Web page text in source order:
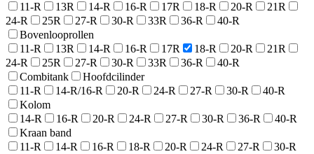
11-R
13R 14-R 16-R 17R 18-R 20-R
21R
24-R
25R 27-R 30-R 33R 36-R
40-R
Bovenlooprollen
11-R
13R 14-R 16-R 17R 18-R 20-R
21R
24-R
25R 27-R 30-R 33R 36-R
40-R
Combitank
Hoofdcilinder
11-R
14-R/16-R 20-R 24-R 27-R 30-R
40-R
Kolom
14-R
16-R 20-R 24-R 27-R 30-R 36-R
40-R
Kraan band
11-R
14-R 16-R 18-R 20-R 24-R 27-R
30-R